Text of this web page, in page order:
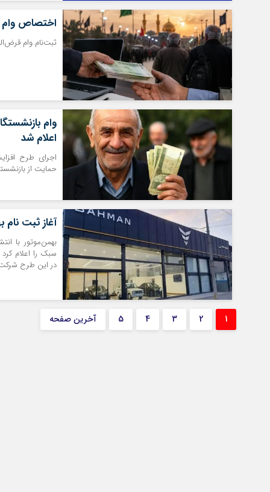
اختصاص وام
ثبت‌نام وام
اعلام شد
حمایت از
آغاز ثبت نام بهمن موتور از
بهمن‌موتور با
سبک را اعلام
در این طرح شرکت
1
2
3
4
5 آخرین صفحه